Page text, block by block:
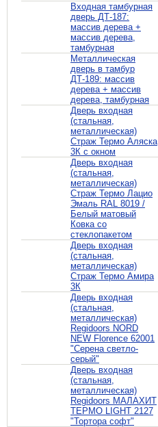
Входная тамбурная
дверь ДТ-187:
массив дерева +
массив дерева,
тамбурная
Металлическая
дверь в тамбур
ДТ-189: массив
дерева + массив
дерева, тамбурная
Дверь входная
(стальная,
металлическая)
Страж Термо Аляска
3К с окном
Дверь входная
(стальная,
металлическая)
Страж Термо Лацио
Эмаль RAL 8019 /
Белый матовый
Ковка со
стеклопакетом
Дверь входная
(стальная,
металлическая)
Страж Термо Амира
3К
Дверь входная
(стальная,
металлическая)
Regidoors NORD
NEW Florence 62001
"Серена светло-
серый"
Дверь входная
(стальная,
металлическая)
Regidoors МАЛАХИТ
ТЕРМО LIGHT 2127
"Тортора софт"